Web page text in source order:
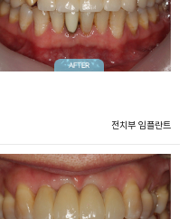
전치부 임플란트